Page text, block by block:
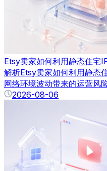
Etsy卖家如何利用静态住宅
解析Etsy卖家如何利用静态
网络环境波动带来的运营风险
2026-08-06